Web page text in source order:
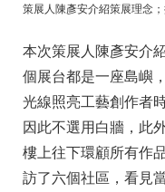
策展人陳彥安介紹策展理念
本次策展人陳彥安介
個展台都是一座島嶼
光線照亮工藝創作者
因此不選用白牆，此
樓上往下環顧所有作
訪了六個社區，看見